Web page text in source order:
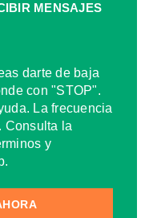
MENSAJES
darte de baja
con "STOP".
La frecuencia
Consulta la
y